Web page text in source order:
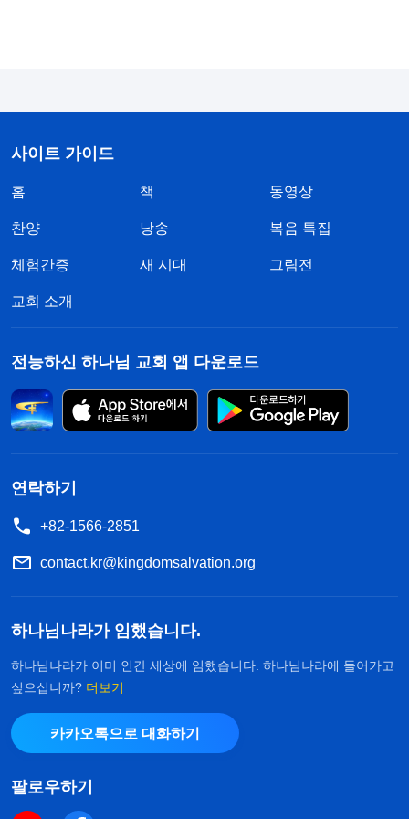
마음에 걸리는 걸까? 왜 그녀에게 빚진 기분이 드는
으면 보답하라’와 관련된 화제에 대해 말씀하신 것이
생각나서 하나님의 말씀을 찾아서 읽었습니다. 하나
님께서 말씀하셨습니다. 『
라’는 말은 중국 전통문화 중에서 사람의 덕행을 평
가하는 매우 전형적인 기준 중 하나이다. 사람의 인
나는 바로 그가 남에게 은혜를 입고 도움을 받은 후
에서 사람은 누구나 은혜를 입으면 보답하는 것을 덕
행을 가늠하는 중요한 기준으로 여긴다. 만약 어떤
사람이 은혜에 보답할 줄 모른다면 배은망덕한 사람,
고 혐오받아야 할 사람으로 여겨질 것이다. 반면, 어
람으로부터 은혜를 입고 도움을 받은 후에 그 은혜를
양심과 인성이 있는 사람으로 여겨진다. 만약 누가
혜에 보답할 줄 모르거나, 단순히 “고맙습니다.”라고
사이트 가이드
홈 책 동영상
찬양 낭송 복음 특집
체험간증 새 시대 그림전
교회 소개
전능하신 하나님 교회 앱 다운로드
연락하기
+82-1566-2851
contact.kr@kingdomsalvation.org
하나님나라가 임했습니다.
하나님나라가 이미 인간 세상에 임했습니다. 하나님나라에 들어가고
싶으십니까? 더보기
카카오톡으로 대화하기
팔로우하기